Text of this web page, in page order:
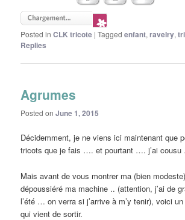
Posted in CLK tricote |Tagged enfant,ravelry,
Replies
Agrumes
Posted onJune 1, 2015
Décidemment, je ne viens ici maintenant que
tricots que je fais …. et pourtant …. j’ai
Mais avant de vous montrer ma (bien
dépoussiéré ma machine .. (attention, j’ai de
l’été … on verra si j’arrive à m’y tenir), voici
qui vient de sortir.